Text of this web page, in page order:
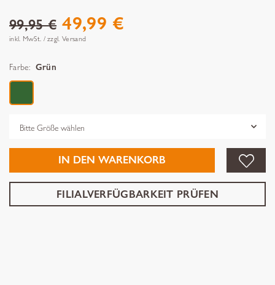
99,95 € 49,99 €
inkl. MwSt. / zzgl. Versand
Farbe: Grün
IN DEN WARENKORB
FILIALVERFÜGBARKEIT PRÜFEN